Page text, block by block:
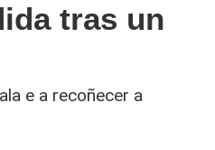
tras un
e a recoñecer a